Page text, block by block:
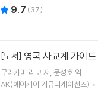
9.7 (37)
[도서] 영국 사교계 가이드
무라카미 리코 저 문성호 역
AK(에이케이 커뮤니케이션즈)